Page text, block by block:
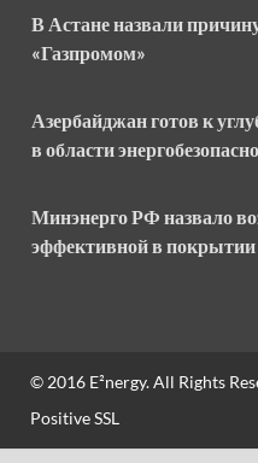
В Астане назвали
«Газпромом»
Азербайджан готов к
в области
Минэнерго РФ назвало
эффективной в покрытии
© 2016 E²nergy. All Rights
Positive SSL